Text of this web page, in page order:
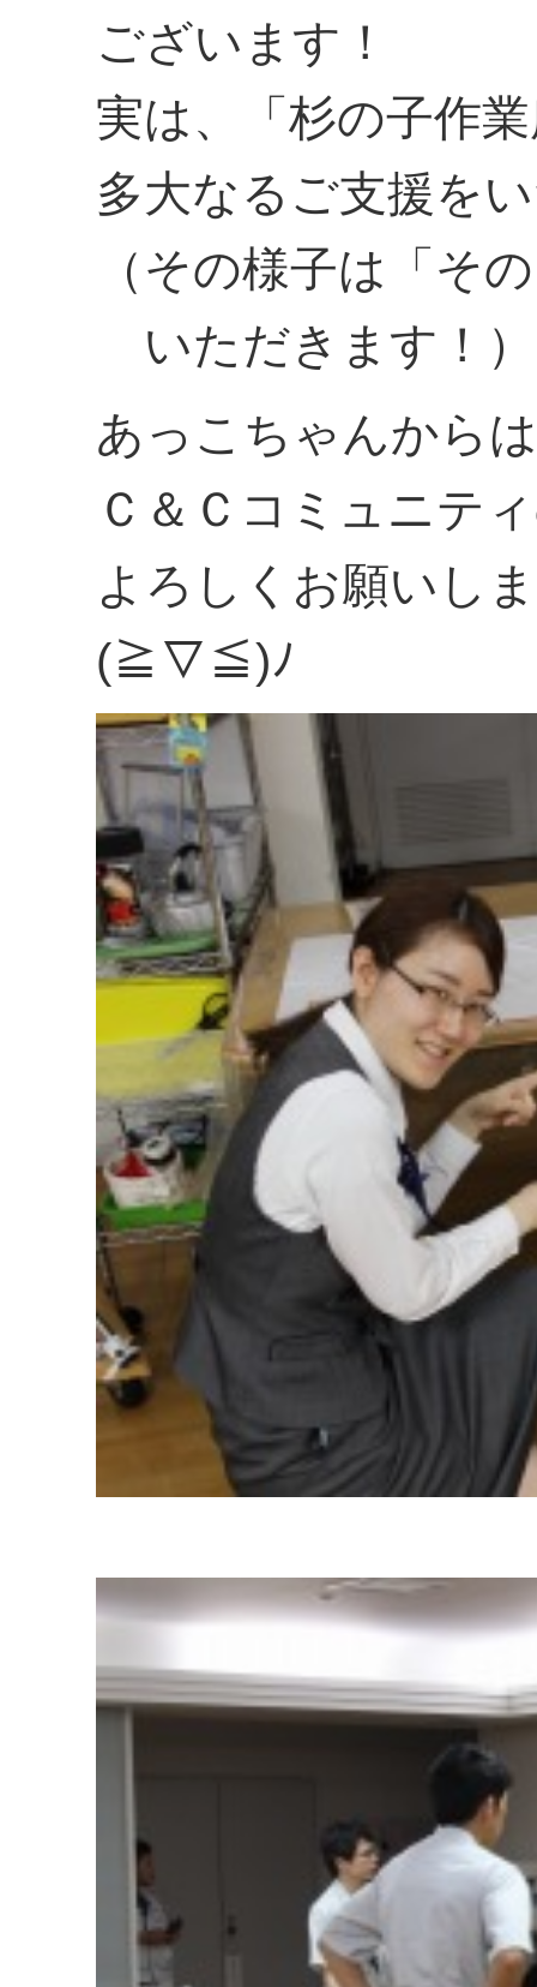
ございます！
実は、「杉の子作
多大なるご支援を
（その様子は「そ
いただきます！）
あっこちゃんから
Ｃ＆Ｃコミュニテ
よろしくお願いし
(≧▽≦)ﾉ